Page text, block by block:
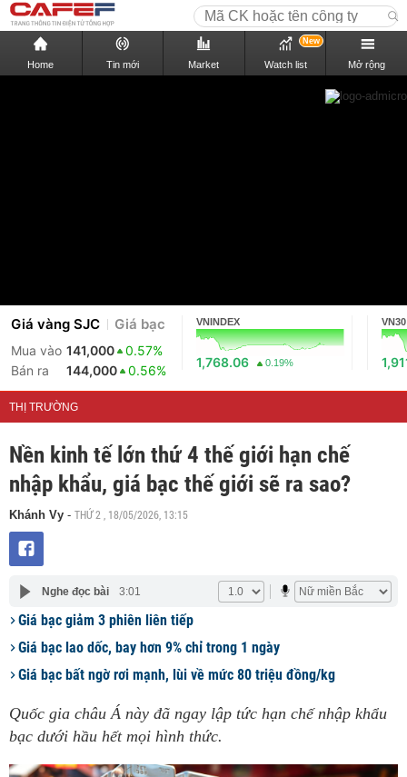
Home Tin mới Market Watch list
New
Mở rộng
Giá vàng SJC Giá bạc
Mua vào 141,000
0.57%
Bán ra
144,000 0.56%
VNINDEX
1,768.06 0.19%
VN30
THỊ TRƯỜNG
Nền kinh tế lớn thứ 4 thế giới hạn chế
nhập khẩu, giá bạc thế giới sẽ ra sao?
Khánh Vy - THỨ 2 , 18/05/2026, 13:15
Nghe đọc bài 3:01
Giá bạc giảm 3 phiên liên tiếp
Giá bạc lao dốc, bay hơn 9% chỉ trong 1 ngày
Giá bạc bất ngờ rơi mạnh, lùi về mức 80 triệu đồng/kg
Quốc gia châu Á này đã ngay lập tức hạn chế nhập khẩu
bạc dưới hầu hết mọi hình thức.